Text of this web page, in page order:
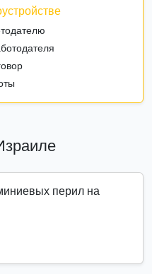
перил на